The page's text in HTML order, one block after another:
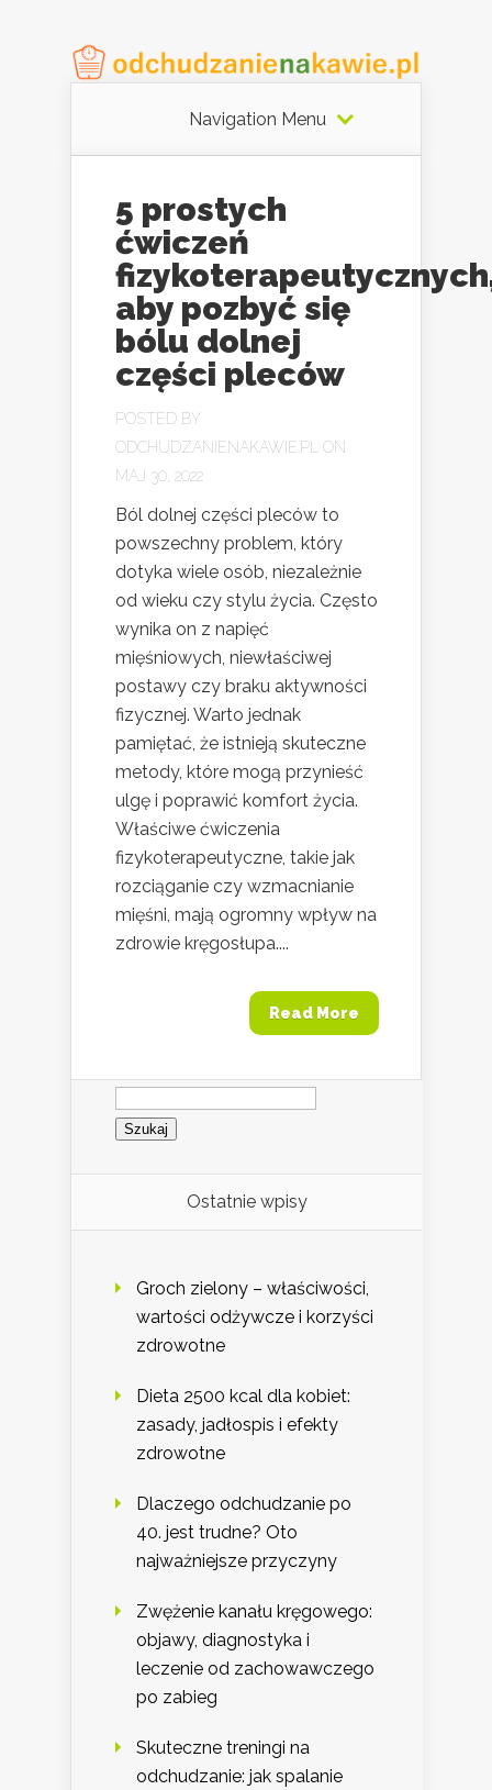
Navigation Menu
5 prostych
ćwiczeń
aby pozbyć się
bólu dolnej
części pleców
POSTED BY
ODCHUDZANIENAKAWIE.PL
ON
MAJ 30, 2022
Ból dolnej części pleców to
powszechny problem, który
dotyka wiele osób, niezależnie
od wieku czy stylu życia. Często
wynika on z napięć
mięśniowych, niewłaściwej
postawy czy braku aktywności
fizycznej. Warto jednak
pamiętać, że istnieją skuteczne
metody, które mogą przynieść
ulgę i poprawić komfort życia.
Właściwe ćwiczenia
fizykoterapeutyczne, takie jak
rozciąganie czy wzmacnianie
mięśni, mają ogromny wpływ na
zdrowie kręgosłupa....
Read More
Szukaj:
Ostatnie wpisy
Groch zielony – właściwości,
wartości odżywcze i korzyści
zdrowotne
Dieta 2500 kcal dla kobiet:
zasady, jadłospis i efekty
zdrowotne
Dlaczego odchudzanie po
40. jest trudne? Oto
najważniejsze przyczyny
Zwężenie kanału kręgowego:
objawy, diagnostyka i
leczenie od zachowawczego
po zabieg
Skuteczne treningi na
odchudzanie: jak spalanie